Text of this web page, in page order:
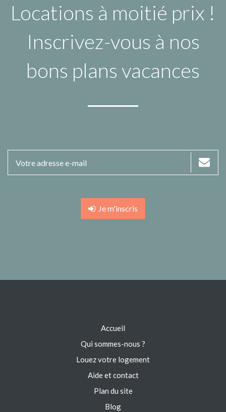
Locations à moitié prix !
Inscrivez-vous à nos
bons plans vacances
Je m'inscris
Accueil
Qui sommes-nous ?
Louez votre logement
Aide et contact
Plan du site
Blog